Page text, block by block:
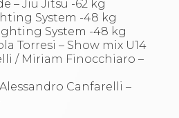
– Jiu Jitsu -62 kg
System -48 kg
System -48 kg
Torresi – Show mix U14
/ Miriam Finocchiaro –
Canfarelli –